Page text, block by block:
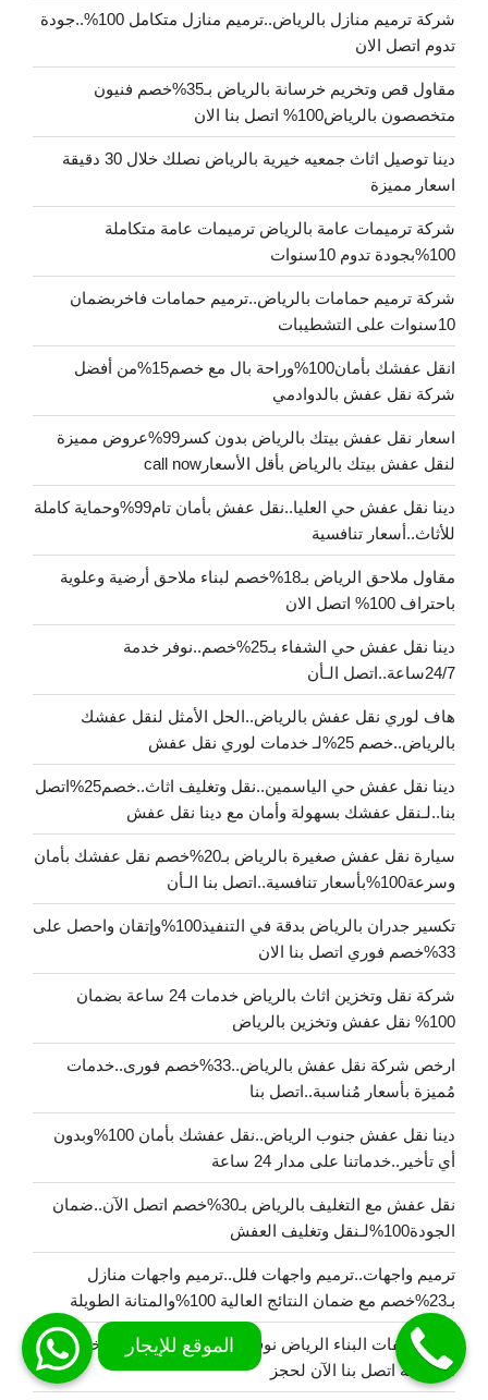
شركة ترميم منازل بالرياض..ترميم منازل متكامل 100%..جودة
تدوم اتصل الان
مقاول قص وتخريم خرسانة بالرياض بـ35%خصم فنيون
متخصصون بالرياض100% اتصل بنا الان
دينا توصيل اثاث جمعيه خيرية بالرياض نصلك خلال 30 دقيقة
اسعار مميزة
شركة ترميمات عامة بالرياض ترميمات عامة متكاملة
100%بجودة تدوم 10سنوات
شركة ترميم حمامات بالرياض..ترميم حمامات فاخربضمان
10سنوات على التشطيبات
انقل عفشك بأمان100%وراحة بال مع خصم15%من أفضل
شركة نقل عفش بالدوادمي
اسعار نقل عفش بيتك بالرياض بدون كسر99%عروض مميزة
لنقل عفش بيتك بالرياض بأقل الأسعارcall now
دينا نقل عفش حي العليا..نقل عفش بأمان تام99%وحماية كاملة
للأثاث..أسعار تنافسية
مقاول ملاحق الرياض بـ18%خصم لبناء ملاحق أرضية وعلوية
باحتراف 100% اتصل الان
دينا نقل عفش حي الشفاء بـ25%خصم..نوفر خدمة
24/7ساعة..اتصل الـأن
هاف لوري نقل عفش بالرياض..الحل الأمثل لنقل عفشك
بالرياض..خصم 25%لـ خدمات لوري نقل عفش
دينا نقل عفش حي الياسمين..نقل وتغليف اثاث..خصم25%اتصل
بنا..لـنقل عفشك بسهولة وأمان مع دينا نقل عفش
سيارة نقل عفش صغيرة بالرياض بـ20%خصم نقل عفشك بأمان
وسرعة100%بأسعار تنافسية..اتصل بنا الـأن
تكسير جدران بالرياض بدقة في التنفيذ100%وإتقان واحصل على
33%خصم فوري اتصل بنا الان
شركة نقل وتخزين اثاث بالرياض خدمات 24 ساعة بضمان
100% نقل عفش وتخزين بالرياض
ارخص شركة نقل عفش بالرياض..33%خصم فورى..خدمات
مُميزة بأسعار مُناسبة..اتصل بنا
دينا نقل عفش جنوب الرياض..نقل عفشك بأمان 100%وبدون
أي تأخير..خدماتنا على مدار 24 ساعة
نقل عفش مع التغليف بالرياض بـ30%خصم اتصل الآن..ضمان
الجودة100%لـنقل وتغليف العفش
ترميم واجهات..ترميم واجهات فلل..ترميم واجهات منازل
بـ23%خصم مع ضمان النتائج العالية 100%والمتانة الطويلة
نقل مخلفات البناء الرياض نوفر حلولاً متكاملة100% وخدمات
24ساعة اتصل بنا الآن لحجز